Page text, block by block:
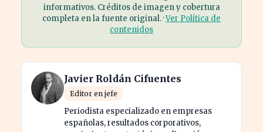
informativos. Créditos de imagen y cobertura
completa en la fuente original. ·Ver Política de
contenidos
Javier Roldán Cifuentes
Editor en jefe
Periodista especializado en empresas
españolas, resultados corporativos,